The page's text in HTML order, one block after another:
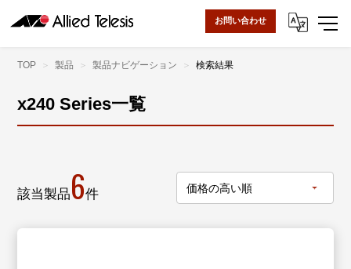
お問い合わせ
TOP 製品 製品ナビゲーション 検索結果
x240 Series一覧
該当製品6件